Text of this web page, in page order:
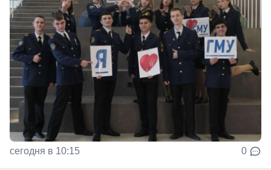
сегодня в 10:15 0